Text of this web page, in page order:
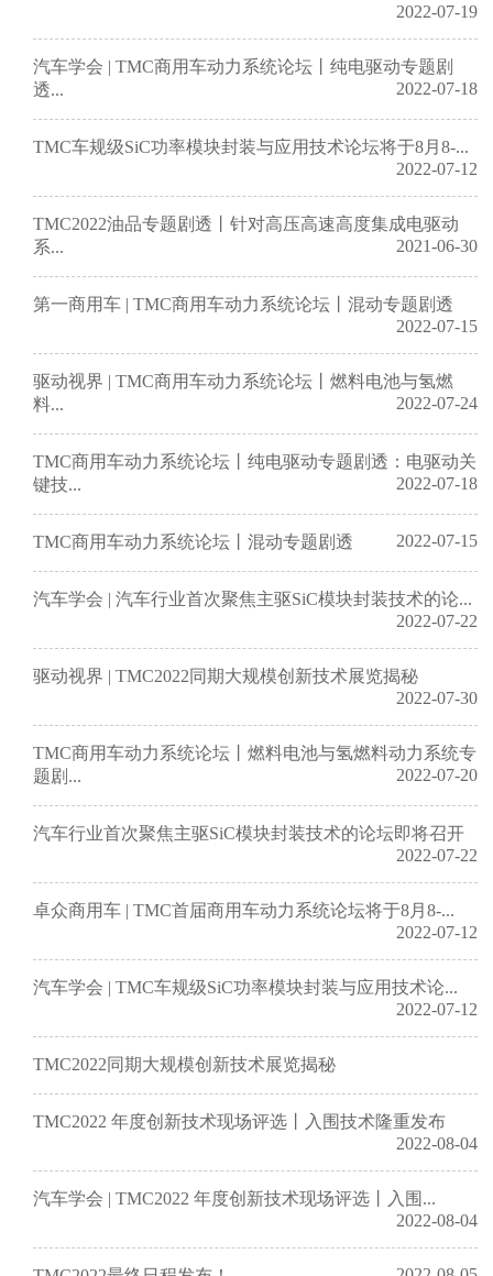
2022-07-19
汽车学会 | TMC商用车动力系统论坛丨纯电驱动专题剧
透...
2022-07-18
TMC车规级SiC功率模块封装与应用技术论坛将于8月8-...
2022-07-12
TMC2022油品专题剧透丨针对高压高速高度集成电驱动
系...
2021-06-30
第一商用车 | TMC商用车动力系统论坛丨混动专题剧透
2022-07-15
驱动视界 | TMC商用车动力系统论坛丨燃料电池与氢燃
料...
2022-07-24
TMC商用车动力系统论坛丨纯电驱动专题剧透：电驱动关
键技...
2022-07-18
TMC商用车动力系统论坛丨混动专题剧透 2022-07-15
汽车学会 | 汽车行业首次聚焦主驱SiC模块封装技术的论...
2022-07-22
驱动视界 | TMC2022同期大规模创新技术展览揭秘
2022-07-30
TMC商用车动力系统论坛丨燃料电池与氢燃料动力系统专
题剧...
2022-07-20
汽车行业首次聚焦主驱SiC模块封装技术的论坛即将召开
2022-07-22
卓众商用车 | TMC首届商用车动力系统论坛将于8月8-...
2022-07-12
汽车学会 | TMC车规级SiC功率模块封装与应用技术论...
2022-07-12
TMC2022同期大规模创新技术展览揭秘
TMC2022 年度创新技术现场评选丨入围技术隆重发布
2022-08-04
汽车学会 | TMC2022 年度创新技术现场评选丨入围...
2022-08-04